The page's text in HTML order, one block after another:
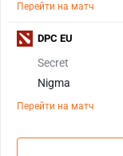
Перейти на матч
Secret
Nigma
Перейти на матч
DPC EU